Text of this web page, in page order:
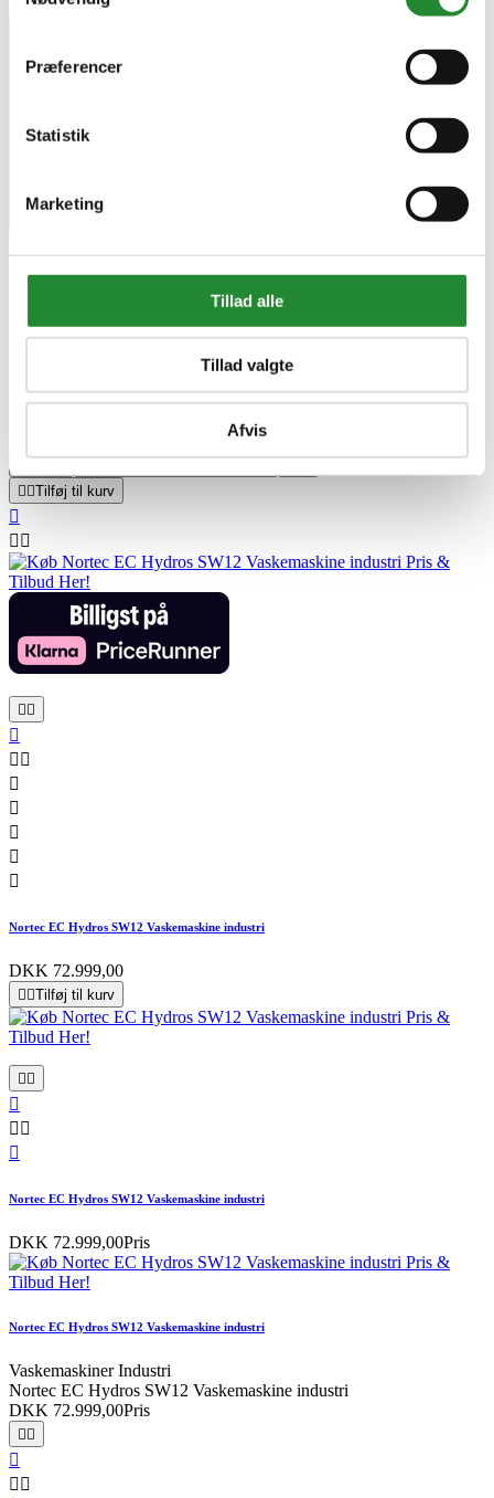
Præferencer
Statistik
Marketing
Tillad alle
Tillad valgte
Afvis
Bestillingsvare
 Tilføj til kurv

 
 

 





Nortec EC Hydros SW12 Vaskemaskine industri
DKK 72.999,00
 Tilføj til kurv
 

 

Nortec EC Hydros SW12 Vaskemaskine industri
DKK 72.999,00Pris
Nortec EC Hydros SW12 Vaskemaskine industri
Vaskemaskiner Industri
Nortec EC Hydros SW12 Vaskemaskine industri
DKK 72.999,00Pris
 

 